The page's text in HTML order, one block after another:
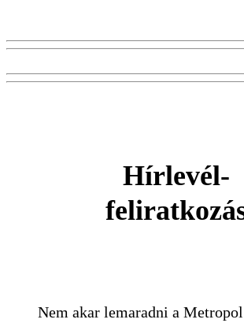
Hírlevél-
Nem akar lemaradni a